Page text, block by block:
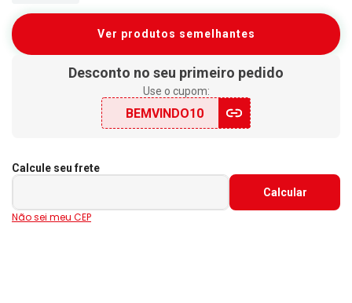
Ver produtos semelhantes
Desconto no seu primeiro pedido
Use o cupom:
BEMVINDO10
Calcule seu frete
Não sei meu CEP